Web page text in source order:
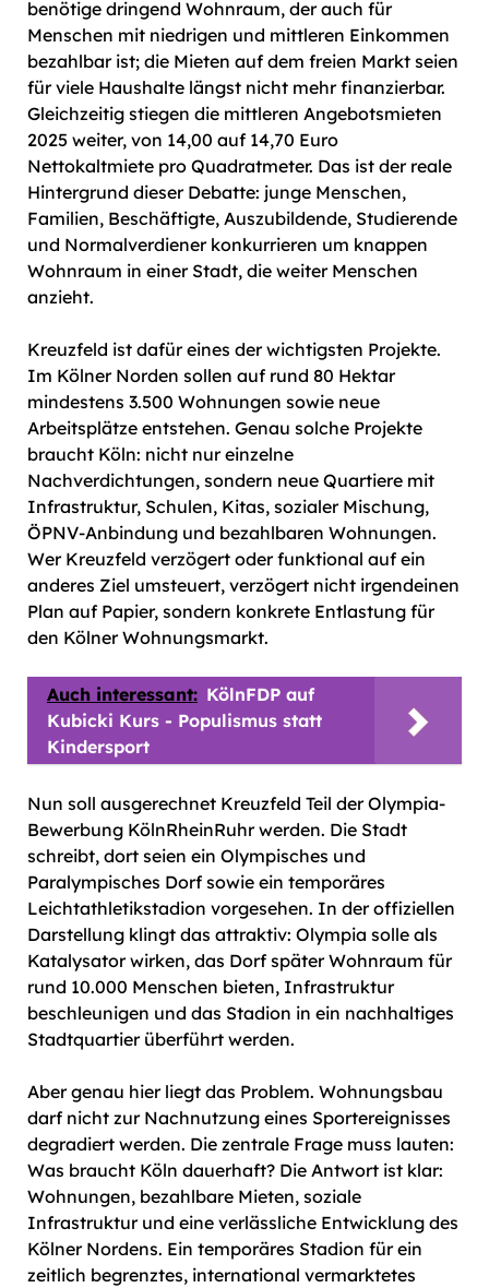
benötige dringend Wohnraum, der auch für
Menschen mit niedrigen und mittleren Einkommen
bezahlbar ist; die Mieten auf dem freien Markt seien
für viele Haushalte längst nicht mehr finanzierbar.
Gleichzeitig stiegen die mittleren Angebotsmieten
2025 weiter, von 14,00 auf 14,70 Euro
Nettokaltmiete pro Quadratmeter. Das ist der reale
Hintergrund dieser Debatte: junge Menschen,
Familien, Beschäftigte, Auszubildende, Studierende
und Normalverdiener konkurrieren um knappen
Wohnraum in einer Stadt, die weiter Menschen
anzieht.
Kreuzfeld ist dafür eines der wichtigsten Projekte.
Im Kölner Norden sollen auf rund 80 Hektar
mindestens 3.500 Wohnungen sowie neue
Arbeitsplätze entstehen. Genau solche Projekte
braucht Köln: nicht nur einzelne
Nachverdichtungen, sondern neue Quartiere mit
Infrastruktur, Schulen, Kitas, sozialer Mischung,
ÖPNV-Anbindung und bezahlbaren Wohnungen.
Wer Kreuzfeld verzögert oder funktional auf ein
anderes Ziel umsteuert, verzögert nicht irgendeinen
Plan auf Papier, sondern konkrete Entlastung für
den Kölner Wohnungsmarkt.
Auch interessant: KölnFDP auf
Kubicki Kurs - Populismus statt
Kindersport
Nun soll ausgerechnet Kreuzfeld Teil der Olympia-
Bewerbung KölnRheinRuhr werden. Die Stadt
schreibt, dort seien ein Olympisches und
Paralympisches Dorf sowie ein temporäres
Leichtathletikstadion vorgesehen. In der offiziellen
Darstellung klingt das attraktiv: Olympia solle als
Katalysator wirken, das Dorf später Wohnraum für
rund 10.000 Menschen bieten, Infrastruktur
beschleunigen und das Stadion in ein nachhaltiges
Stadtquartier überführt werden.
Aber genau hier liegt das Problem. Wohnungsbau
darf nicht zur Nachnutzung eines Sportereignisses
degradiert werden. Die zentrale Frage muss lauten:
Was braucht Köln dauerhaft? Die Antwort ist klar:
Wohnungen, bezahlbare Mieten, soziale
Infrastruktur und eine verlässliche Entwicklung des
Kölner Nordens. Ein temporäres Stadion für ein
zeitlich begrenztes, international vermarktetes